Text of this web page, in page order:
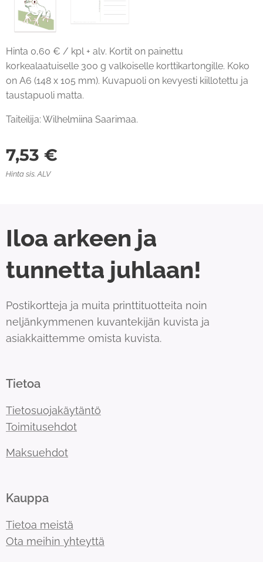
Hinta 0,60 € / kpl + alv. Kortit on painettu
korkealaatuiselle 300 g valkoiselle korttikartongille. Koko
on A6 (148 x 105 mm). Kuvapuoli on kevyesti kiillotettu ja
taustapuoli matta.
Taiteilija: Wilhelmiina Saarimaa.
7,53 €
Hinta sis. ALV
Iloa arkeen ja
tunnetta juhlaan!
Postikortteja ja muita printtituotteita noin
neljänkymmenen kuvantekijän kuvista ja
asiakkaittemme omista kuvista.
Tietoa
Tietosuojakäytäntö
Toimitusehdot
Maksuehdot
Kauppa
Tietoa meistä
Ota meihin yhteyttä